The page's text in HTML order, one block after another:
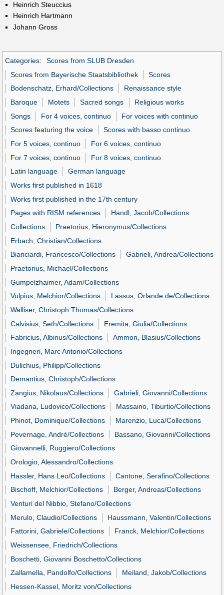
Heinrich Steuccius
Heinrich Hartmann
Johann Gross
Categories:
Scores from SLUB Dresden
Scores from Bayerische Staatsbibliothek
Scores
Bodenschatz, Erhard/Collections
Renaissance style
Baroque
Motets Sacred songs
Religious works
Songs
For 4 voices, continuo
For voices with continuo
Scores featuring the voice
Scores with basso continuo
For 5 voices, continuo
For 6 voices, continuo
For 7 voices, continuo
For 8 voices, continuo
Latin language
German language
Works first published in 1618
Works first published in the 17th century
Pages with RISM references
Handl, Jacob/Collections
Collections
Praetorius, Hieronymus/Collections
Erbach, Christian/Collections
Bianciardi, Francesco/Collections
Gabrieli, Andrea/Collections
Praetorius, Michael/Collections
Gumpelzhaimer, Adam/Collections
Vulpius, Melchior/Collections
Lassus, Orlande de/Collections
Walliser, Christoph Thomas/Collections
Calvisius, Seth/Collections
Eremita, Giulia/Collections
Fabricius, Albinus/Collections
Ammon, Blasius/Collections
Ingegneri, Marc Antonio/Collections
Dulichius, Philipp/Collections
Demantius, Christoph/Collections
Zangius, Nikolaus/Collections
Gabrieli, Giovanni/Collections
Viadana, Ludovico/Collections
Massaino, Tiburtio/Collections
Phinot, Dominique/Collections
Marenzio, Luca/Collections
Pevernage, André/Collections
Bassano, Giovanni/Collections
Giovannelli, Ruggiero/Collections
Orologio, Alessandro/Collections
Hassler, Hans Leo/Collections
Cantone, Serafino/Collections
Bischoff, Melchior/Collections
Berger, Andreas/Collections
Venturi del Nibbio, Stefano/Collections
Merulo, Claudio/Collections
Haussmann, Valentin/Collections
Fattorini, Gabriele/Collections
Franck, Melchior/Collections
Weissensee, Friedrich/Collections
Boschetti, Giovanni Boschetto/Collections
Zallamella, Pandolfo/Collections
Meiland, Jakob/Collections
Hessen-Kassel, Moritz von/Collections